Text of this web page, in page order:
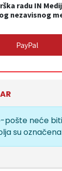
radu IN
nezavisnog
PayPal
pošte neće
su označena